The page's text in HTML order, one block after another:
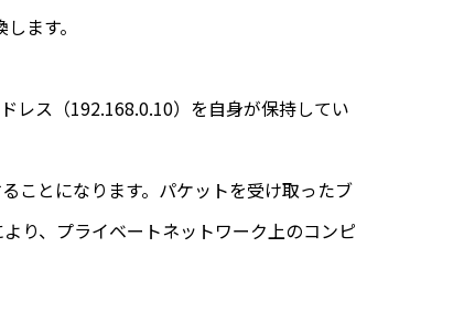
ます。
レス（192.168.0.10）を自身が保持してい
ことになります。パケットを受け取ったブ
り、プライベートネットワーク上のコンピ